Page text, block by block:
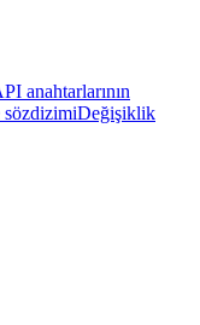
anahtarlarının
Değişiklik